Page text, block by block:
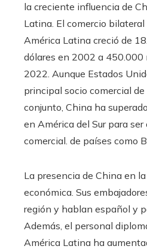
la creciente influencia de
Latina. El comercio
América Latina creció de
dólares en 2002 a 450.000
2022. Aunque Estados
principal socio comercial de
conjunto, China ha
en América del Sur para
comercial. de países como
La presencia de China en
económica. Sus
región y hablan español y
Además, el personal
América Latina ha